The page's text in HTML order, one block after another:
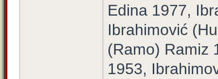
Edina 1977,
Ibrahimović
(Ramo) Ramiz
1953,